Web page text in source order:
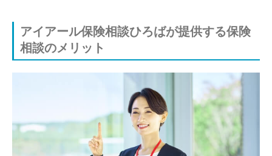
アイアール保険相談ひろばが提供する保険
相談のメリット